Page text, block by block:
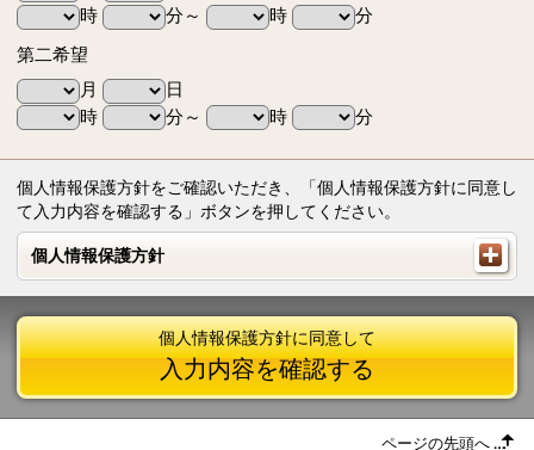
時
分～ 時
分
第二希望
月
日
時
分～ 時 分
個人情報保護方針をご確認いただき、「個人情報保護方針に同意し
て入力内容を確認する」ボタンを押してください。
個人情報保護方針
個人情報保護方針
個人情報保護方針に同意して
入力内容を確認する
ページの先頭へ